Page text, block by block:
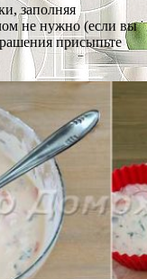
заполняя
не нужно (если вы
присыпьте